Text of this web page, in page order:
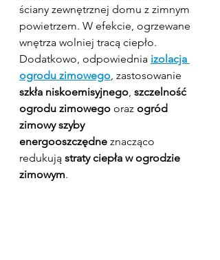
ściany zewnętrznej domu z zimnym
powietrzem. W efekcie, ogrzewane
wnętrza wolniej tracą ciepło.
Dodatkowo, odpowiednia izolacja
ogrodu zimowego, zastosowanie
szkła niskoemisyjnego, szczelność
ogrodu zimowego oraz ogród
zimowy szyby
energooszczędne znacząco
redukują straty ciepła w ogrodzie
zimowym.